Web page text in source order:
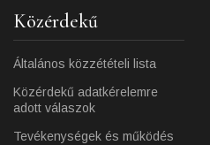
Közérdekű
Általános közzétételi lista
Közérdekű adatkérelemre
adott válaszok
Tevékenységek és működés